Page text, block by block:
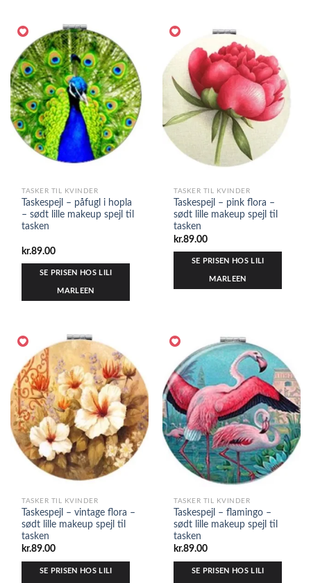
TASKER TIL KVINDER
Taskespejl – påfugl i hopla
– sødt lille makeup spejl til
tasken
kr.89.00
SE PRISEN HOS LILI
MARLEEN
TASKER TIL KVINDER
Taskespejl – pink flora –
sødt lille makeup spejl til
tasken
kr.89.00
SE PRISEN HOS LILI
MARLEEN
TASKER TIL KVINDER
Taskespejl – vintage flora –
sødt lille makeup spejl til
tasken
kr.89.00
SE PRISEN HOS LILI
TASKER TIL KVINDER
Taskespejl – flamingo –
sødt lille makeup spejl til
tasken
kr.89.00
SE PRISEN HOS LILI